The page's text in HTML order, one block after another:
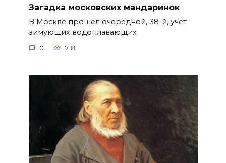
Загадка московских мандаринок
В Москве прошел очередной, 38-й, учет
зимующих водоплавающих
0 718